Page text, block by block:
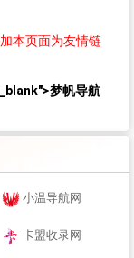
本页面为友情链
梦帆导航
小温导航网
卡盟收录网